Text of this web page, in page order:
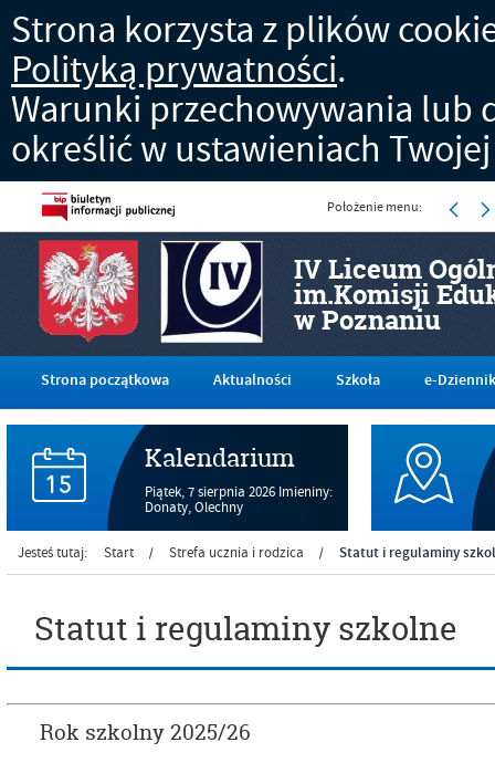
Strona korzysta z plików
Polityką prywatności.
Warunki przechowywania lub
określić w ustawieniach
IV Liceum
im.Komisji
w Poznaniu
Położenie menu:
Strona początkowa Aktualności Szkoła e-Dziennik
Kalendarium
Piątek,7 sierpnia 2026 Imieniny:
Donaty, Olechny
Jesteś tutaj: Start / Strefa ucznia i rodzica / Statut i regulaminy
Statut i regulaminy szkolne
Rok szkolny 2025/26